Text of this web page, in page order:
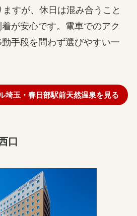
すが、休日は混み合うこと
が安心です。電車でのアク
手段を問わず選びやすい一
埼玉・春日部駅前天然温泉を見る
口